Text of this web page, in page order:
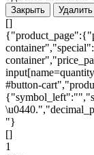
Закрыть Удалить
[]
#button-
"}
[]
1